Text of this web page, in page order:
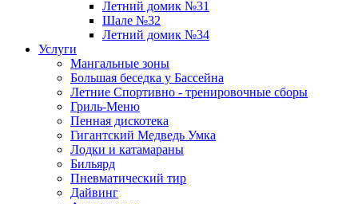
Летний домик №31
Шале №32
Летний домик №34
Услуги
Мангальные зоны
Большая беседка у Бассейна
Летние Спортивно - тренировочные сборы
Гриль-Меню
Пенная дискотека
Гигантский Медведь Умка
Лодки и катамараны
Бильярд
Пневматический тир
Дайвинг